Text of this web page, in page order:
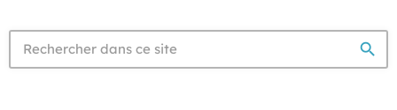
search